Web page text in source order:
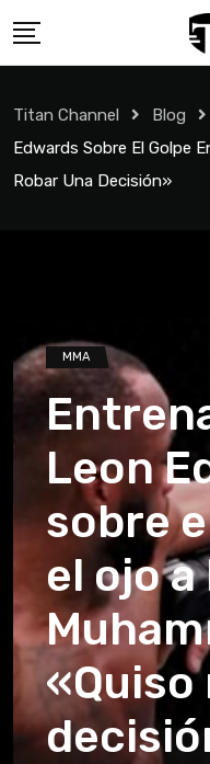
Titan Channel Blog
Edwards Sobre El Golpe
Robar Una Decisión»
MMA
Leon
sobre
el ojo a
«Quiso